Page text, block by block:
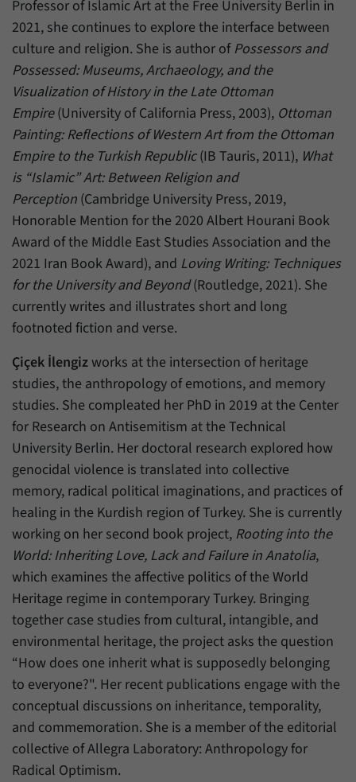
Professor of Islamic Art at the Free University Berlin in
2021, she continues to explore the interface between
culture and religion. She is author of Possessors and
Possessed: Museums, Archaeology, and the
Visualization of History in the Late Ottoman
Empire(University of California Press, 2003), Ottoman
Painting: Reflections of Western Art from the Ottoman
Empire to the Turkish Republic(IB Tauris, 2011), What
is “Islamic” Art: Between Religion and
Perception (Cambridge University Press, 2019,
Honorable Mention for the 2020 Albert Hourani Book
Award of the Middle East Studies Association and the
2021 Iran Book Award), and Loving Writing: Techniques
for the University and Beyond(Routledge, 2021). She
currently writes and illustrates short and long
footnoted fiction and verse.
Çiçek İlengizworks at the intersection of heritage
studies, the anthropology of emotions, and memory
studies. She compleated her PhD in 2019 at the Center
for Research on Antisemitism at the Technical
University Berlin. Her doctoral research explored how
genocidal violence is translated into collective
memory, radical political imaginations, and practices of
healing in the Kurdish region of Turkey. She is currently
working on her second book project, Rooting into the
World: Inheriting Love, Lack and Failure in Anatolia,
which examines the affective politics of the World
Heritage regime in contemporary Turkey. Bringing
together case studies from cultural, intangible, and
environmental heritage, the project asks the question
“How does one inherit what is supposedly belonging
to everyone?". Her recent publications engage with the
conceptual discussions on inheritance, temporality,
and commemoration. She is a member of the editorial
collective of Allegra Laboratory: Anthropology for
Radical Optimism.